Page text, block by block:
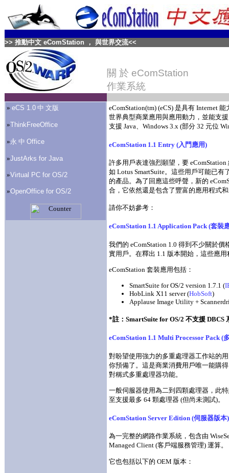
>> 推動中文 eComStation ， 與世界交流<<
關 於 eComStation
作業系統
» eCS 1.0 中 文版
»ThinkFreeOffice
»永 中 Office
»JustArks for Java
»Virtual PC for OS/2
»OpenOffice for OS/2
eComStation(tm) (eCS) 是具有 Internet
世界典型商業應用與應用動力，並能支
支援 Java、Windows 3.x (部分 32 元位
eComStation 1.1 Entry (入門應用)
許多用戶表達強烈願望，要
如 Lotus SmartSuite。這些用戶可能已
的產品。為了回應這些呼聲，新的
合，它依然還是包含了豐富的應用程式
請你不妨參考：
eComStation 1.1 Application Pack (套裝
我們的 eComStation 1.0 得到不少關於
實用戶。在釋出 1.1 版本開始，這些應
eComStation 套裝應用包括：
SmartSuite for OS/2 version 1.7.1 (
HobLink X11 server (HobSoft)
Applause Image Utility +
*註：SmartSuite for OS/2 不支援 DBCS
eComStation 1.1 Multi Processor Pack (
對盼望使用強力的多重處理器工作站的用
你預備了。這是商業消費用戶唯一能購
對稱式多重處理器功能。
一般伺服器使用為二到四顆處理器，此
至支援最多 64 顆處理器 (但尚未測試)。
eComStation Server Edition (伺服器版本)
為一完整的網路作業系統，包含由
Managed Client (客戶端服務管理) 運算。
它也包括以下的 OEM 版本：